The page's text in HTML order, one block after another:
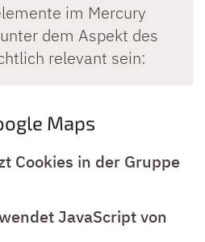
im Mercury
dem Aspekt des
relevant sein:
Maps
Cookies in der Gruppe
JavaScript von